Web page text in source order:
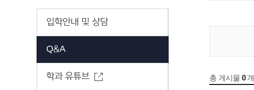
입학안내 및 상담
Q&A
학과 유튜브 총 게시물 0개